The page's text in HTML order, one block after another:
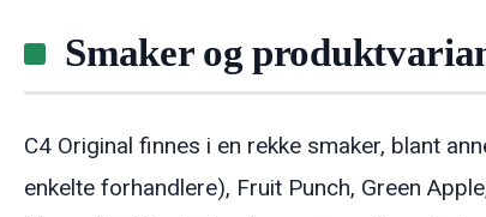
Smaker og
C4 Original finnes i en rekke smaker, blant
enkelte forhandlere), Fruit Punch, Green